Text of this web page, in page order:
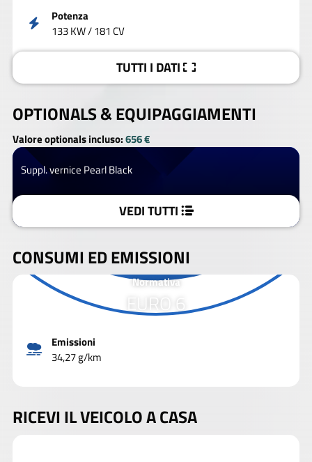
Potenza
133 KW / 181 CV
TUTTI I DATI
OPTIONALS &EQUIPAGGIAMENTI
Valore optionals incluso:656 €
Suppl. vernice Pearl Black
VEDI TUTTI
CONSUMI ED EMISSIONI
Normativa
EURO 6
Emissioni
34,27 g/km
RICEVI IL VEICOLO A CASA